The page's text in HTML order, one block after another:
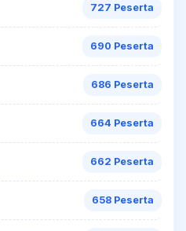
727 Peserta
690 Peserta
686 Peserta
664 Peserta
662 Peserta
658 Peserta